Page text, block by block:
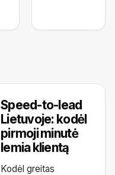
Speed-to-lead
Lietuvoje: kodėl
pirmoji minutė
lemia klientą
Kodėl greitas